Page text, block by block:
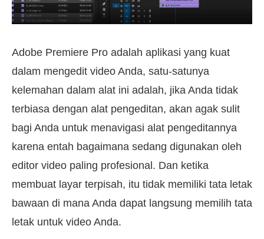
Adobe Premiere Pro adalah aplikasi yang kuat
dalam mengedit video Anda, satu-satunya
kelemahan dalam alat ini adalah, jika Anda tidak
terbiasa dengan alat pengeditan, akan agak sulit
bagi Anda untuk menavigasi alat pengeditannya
karena entah bagaimana sedang digunakan oleh
editor video paling profesional. Dan ketika
membuat layar terpisah, itu tidak memiliki tata letak
bawaan di mana Anda dapat langsung memilih tata
letak untuk video Anda.